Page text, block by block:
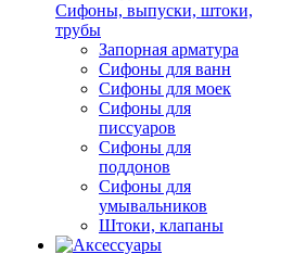
Сифоны, выпуски, штоки,
трубы
Запорная арматура
Сифоны для ванн
Сифоны для моек
Сифоны для
писсуаров
Сифоны для
поддонов
Сифоны для
умывальников
Штоки, клапаны